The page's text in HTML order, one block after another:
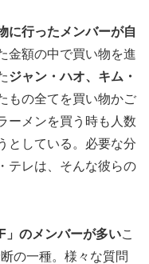
に行ったメンバーが自
金額の中で買い物を進
ジャン・ハオ、キム・
もの全てを買い物かご
ーメンを買う時も人数
としている。必要な分
テレは、そんな彼らの
F」のメンバーが多いこ
の一種。様々な質問